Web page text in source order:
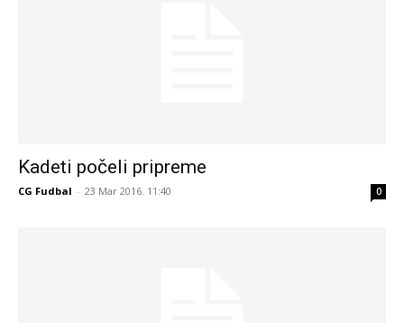
Kadeti počeli pripreme
CG Fudbal - 23 Mar 2016. 11:40 0